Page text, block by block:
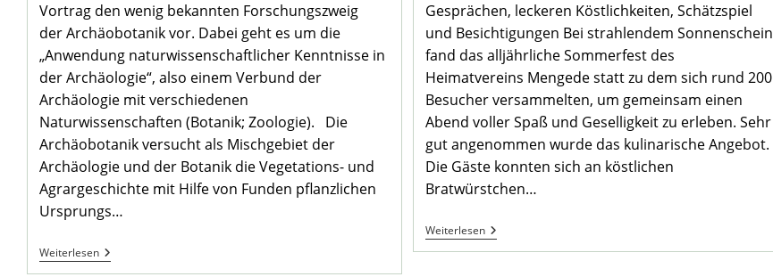
Vortrag den wenig bekannten Forschungszweig
der Archäobotanik vor. Dabei geht es um die
„Anwendung naturwissenschaftlicher Kenntnisse in
der Archäologie“, also einem Verbund der
Archäologie mit verschiedenen
Naturwissenschaften (Botanik; Zoologie). Die
Archäobotanik versucht als Mischgebiet der
Archäologie und der Botanik die Vegetations- und
Agrargeschichte mit Hilfe von Funden pflanzlichen
Ursprungs…
WeiterlesenAugust
Stammtisch
Gesprächen, leckeren Köstlichkeiten, Schätzspiel
und Besichtigungen Bei strahlendem Sonnenschein
fand das alljährliche Sommerfest des
Heimatvereins Mengede statt zu dem sich rund 200
Besucher versammelten, um gemeinsam einen
Abend voller Spaß und Geselligkeit zu erleben. Sehr
gut angenommen wurde das kulinarische Angebot.
Die Gäste konnten sich an köstlichen
Bratwürstchen…
WeiterlesenGelungenes
Sommerfest